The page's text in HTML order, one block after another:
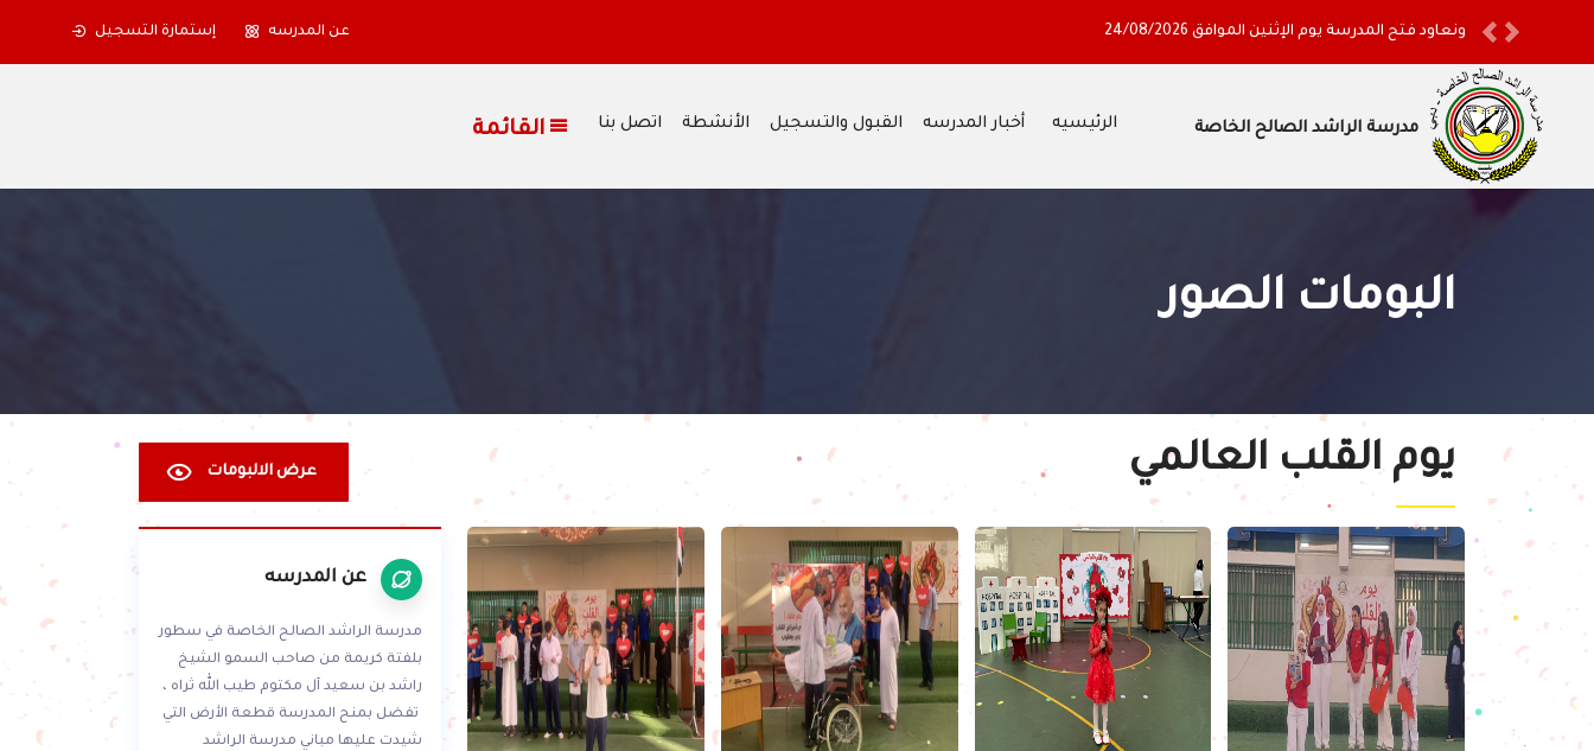
ونعاود فتح المدرسة يوم الإثنين الموافق 24/08/2026
PreviousNext
عن المدرسه إستمارة التسجيل
مدرسة الراشد الصالح الخاصة الرئيسيه أخبار المدرسه القبول والتسجيل الأنشطة اتصل بنا
البومات الصور
يوم القلب العالمي عرض الالبومات
عن المدرسه
مدرسة الراشد الصالح الخاصة في سطور
بلفتة كريمة من صاحب السمو الشيخ
راشد بن سعيد آل مكتوم طيب الله ثراه ،
تفضل بمنح المدرسة قطعة الأرض التي
شيدت عليها مباني مدرسة الراشد